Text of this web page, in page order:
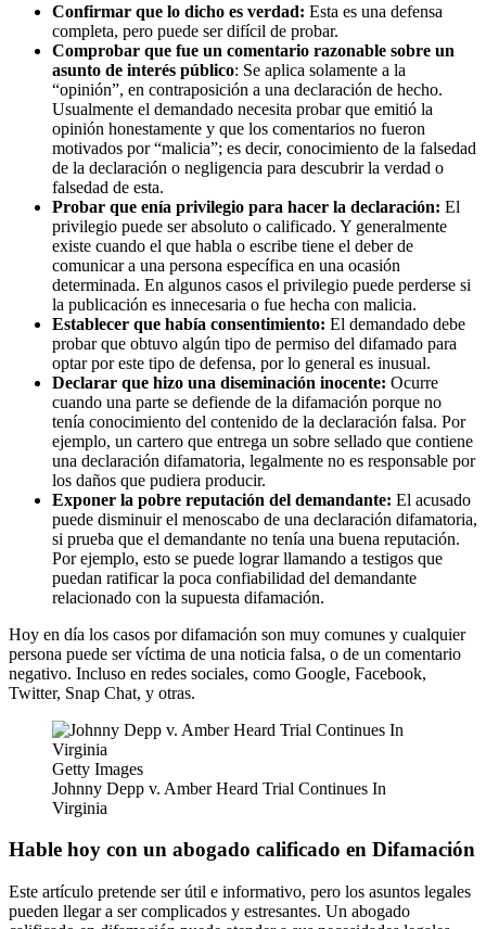
Confirmar que lo dicho es verdad: Esta es una defensa
completa, pero puede ser difícil de probar.
Comprobar que fue un comentario razonable sobre un
asunto de interés público: Se aplica solamente a la
“opinión”, en contraposición a una declaración de hecho.
Usualmente el demandado necesita probar que emitió la
opinión honestamente y que los comentarios no fueron
motivados por “malicia”; es decir, conocimiento de la falsedad
de la declaración o negligencia para descubrir la verdad o
falsedad de esta.
Probar que enía privilegio para hacer la declaración: El
privilegio puede ser absoluto o calificado. Y generalmente
existe cuando el que habla o escribe tiene el deber de
comunicar a una persona específica en una ocasión
determinada. En algunos casos el privilegio puede perderse si
la publicación es innecesaria o fue hecha con malicia.
Establecer que había consentimiento: El demandado debe
probar que obtuvo algún tipo de permiso del difamado para
optar por este tipo de defensa, por lo general es inusual.
Declarar que hizo una diseminación inocente: Ocurre
cuando una parte se defiende de la difamación porque no
tenía conocimiento del contenido de la declaración falsa. Por
ejemplo, un cartero que entrega un sobre sellado que contiene
una declaración difamatoria, legalmente no es responsable por
los daños que pudiera producir.
Exponer la pobre reputación del demandante: El acusado
puede disminuir el menoscabo­ de una declaración difamatoria,
si prueba que el demandante no tenía una buena reputación.
Por ejemplo, esto se puede lograr llamando a testigos que
puedan ratificar la poca confiabilidad del demandante
relacionado con la supuesta difamación.
Hoy en día los casos por difamación son muy comunes y cualquier
persona puede ser víctima de una noticia falsa, o de un comentario
negativo. Incluso en redes sociales, como Google, Facebook,
Twitter, Snap Chat, y otras.
Getty Images
Johnny Depp v. Amber Heard Trial Continues In
Virginia
Hable hoy con un abogado calificado en Difamación
Este artículo pretende ser útil e informativo, pero los asuntos legales
pueden llegar a ser complicados y estresantes. Un abogado